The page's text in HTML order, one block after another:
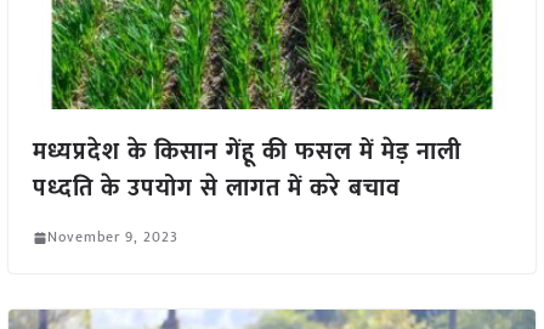
मध्यप्रदेश के किसान गेंहू की फसल में मेड़ नाली
पध्दति के उपयोग से लागत में करे बचाव
November 9, 2023